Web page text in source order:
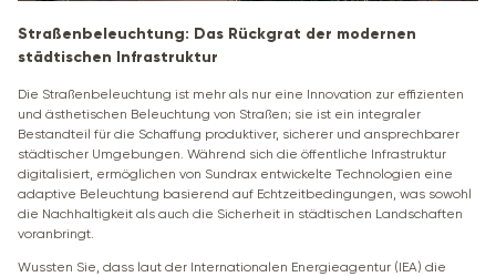
Straßenbeleuchtung: Das Rückgrat der modernen
städtischen Infrastruktur
Die Straßenbeleuchtung ist mehr als nur eine Innovation zur effizienten
und ästhetischen Beleuchtung von Straßen; sie ist ein integraler
Bestandteil für die Schaffung produktiver, sicherer und ansprechbarer
städtischer Umgebungen. Während sich die öffentliche Infrastruktur
digitalisiert, ermöglichen von Sundrax entwickelte Technologien eine
adaptive Beleuchtung basierend auf Echtzeitbedingungen, was sowohl
die Nachhaltigkeit als auch die Sicherheit in städtischen Landschaften
voranbringt.
Wussten Sie, dass laut der Internationalen Energieagentur (IEA) die